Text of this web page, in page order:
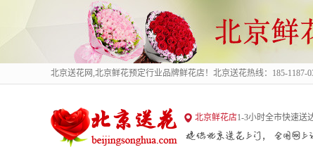
北京送花网,北京鲜花预定行业品牌鲜花店！北京送花热线：185-1187-
北京送花网
北京鲜花店1-3小时全市快速送